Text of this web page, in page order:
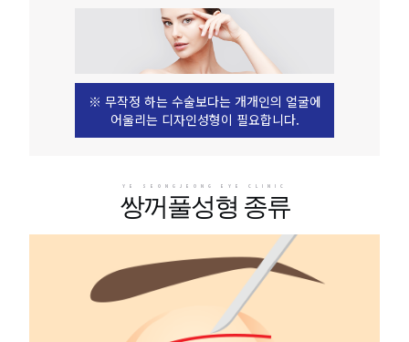
※ 무작정 하는 수술보다는 개개인의 얼굴에
어울리는 디자인성형이 필요합니다.
YE SEONGJEONG EYE CLINIC
쌍꺼풀성형 종류